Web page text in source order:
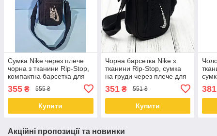
Сумка Nike через плече
чорна з тканини Rip-Stop,
компактна барсетка для
телефону, документів та
щоденного використання
355 ₴ 555 ₴
Купити
Чорна барсетка Nike з
тканини Rip-Stop, сумка
на груди через плече для
ключів
351₴ 551 ₴
Купити
381
Акційні пропозиції та новинки